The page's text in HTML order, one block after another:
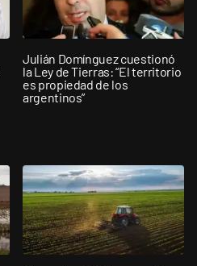
Julián Domínguez cuestionó
la Ley de Tierras: “El territorio
es propiedad de los
argentinos”